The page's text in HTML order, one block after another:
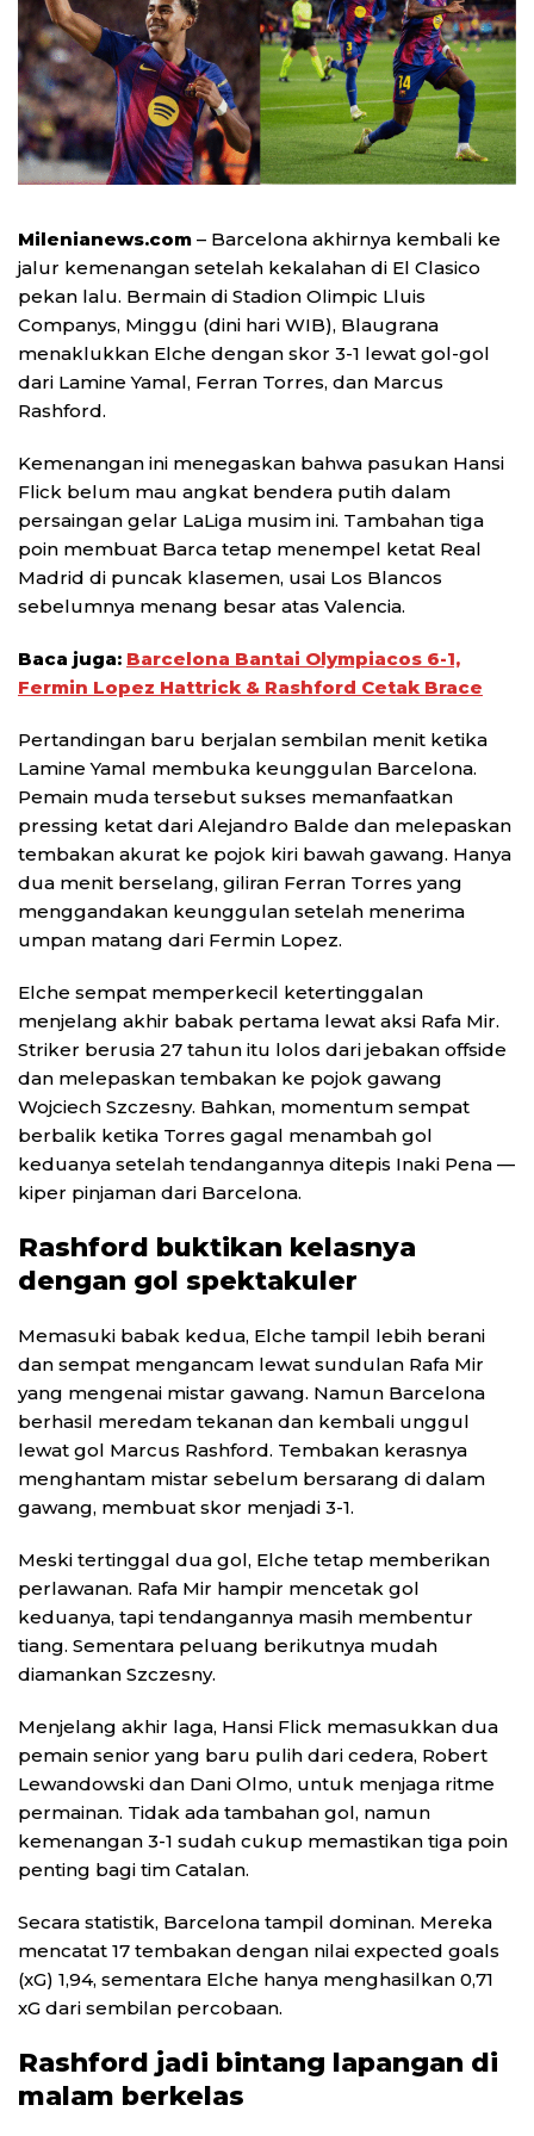
Milenianews.com – Barcelona akhirnya kembali ke
jalur kemenangan setelah kekalahan di El Clasico
pekan lalu. Bermain di Stadion Olimpic Lluis
Companys, Minggu (dini hari WIB), Blaugrana
menaklukkan Elche dengan skor 3-1 lewat gol-gol
dari Lamine Yamal, Ferran Torres, dan Marcus
Rashford.
Kemenangan ini menegaskan bahwa pasukan Hansi
Flick belum mau angkat bendera putih dalam
persaingan gelar LaLiga musim ini. Tambahan tiga
poin membuat Barca tetap menempel ketat Real
Madrid di puncak klasemen, usai Los Blancos
sebelumnya menang besar atas Valencia.
Baca juga: Barcelona Bantai Olympiacos 6-1,
Fermin Lopez Hattrick & Rashford Cetak Brace
Pertandingan baru berjalan sembilan menit ketika
Lamine Yamal membuka keunggulan Barcelona.
Pemain muda tersebut sukses memanfaatkan
pressing ketat dari Alejandro Balde dan melepaskan
tembakan akurat ke pojok kiri bawah gawang. Hanya
dua menit berselang, giliran Ferran Torres yang
menggandakan keunggulan setelah menerima
umpan matang dari Fermin Lopez.
Elche sempat memperkecil ketertinggalan
menjelang akhir babak pertama lewat aksi Rafa Mir.
Striker berusia 27 tahun itu lolos dari jebakan offside
dan melepaskan tembakan ke pojok gawang
Wojciech Szczesny. Bahkan, momentum sempat
berbalik ketika Torres gagal menambah gol
keduanya setelah tendangannya ditepis Inaki Pena —
kiper pinjaman dari Barcelona.
Rashford buktikan kelasnya
dengan gol spektakuler
Memasuki babak kedua, Elche tampil lebih berani
dan sempat mengancam lewat sundulan Rafa Mir
yang mengenai mistar gawang. Namun Barcelona
berhasil meredam tekanan dan kembali unggul
lewat gol Marcus Rashford. Tembakan kerasnya
menghantam mistar sebelum bersarang di dalam
gawang, membuat skor menjadi 3-1.
Meski tertinggal dua gol, Elche tetap memberikan
perlawanan. Rafa Mir hampir mencetak gol
keduanya, tapi tendangannya masih membentur
tiang. Sementara peluang berikutnya mudah
diamankan Szczesny.
Menjelang akhir laga, Hansi Flick memasukkan dua
pemain senior yang baru pulih dari cedera, Robert
Lewandowski dan Dani Olmo, untuk menjaga ritme
permainan. Tidak ada tambahan gol, namun
kemenangan 3-1 sudah cukup memastikan tiga poin
penting bagi tim Catalan.
Secara statistik, Barcelona tampil dominan. Mereka
mencatat 17 tembakan dengan nilai expected goals
(xG) 1,94, sementara Elche hanya menghasilkan 0,71
xG dari sembilan percobaan.
Rashford jadi bintang lapangan di
malam berkelas